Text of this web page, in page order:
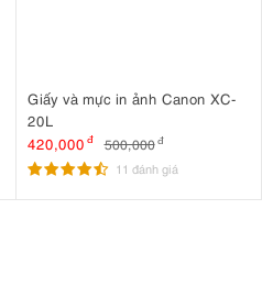
Giấy và mực in ảnh Canon XC-
20L
420,000 đ 500,000 đ
11 đánh giá